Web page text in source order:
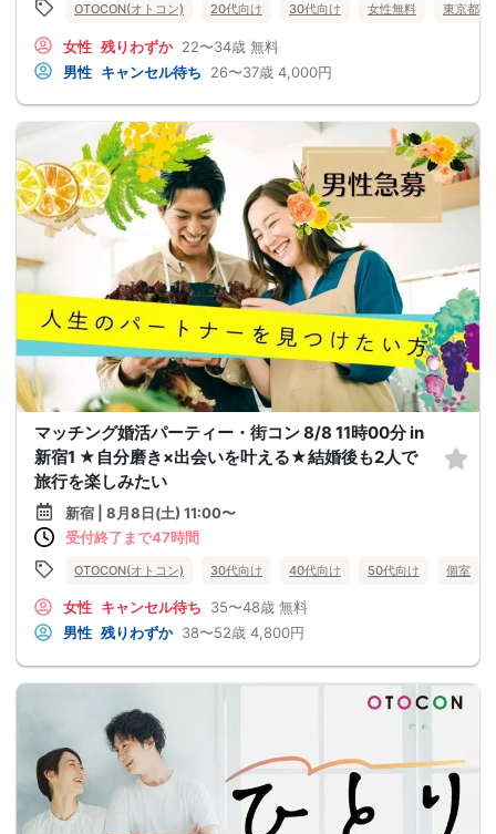
OTOCON(オトコン) 20代向け 30代向け 女性無料 東京都
女性 残りわずか 22〜34歳 無料
男性 キャンセル待ち 26〜37歳 4,000円
マッチング婚活パーティー・街コン 8/8 11時00分 in
新宿1 ★自分磨き×出会いを叶える★結婚後も2人で
旅行を楽しみたい
新宿 | 8月8日(土) 11:00〜
受付終了まで47時間
OTOCON(オトコン) 30代向け 40代向け 50代向け 個室
女性 キャンセル待ち 35〜48歳 無料
男性 残りわずか 38〜52歳 4,800円